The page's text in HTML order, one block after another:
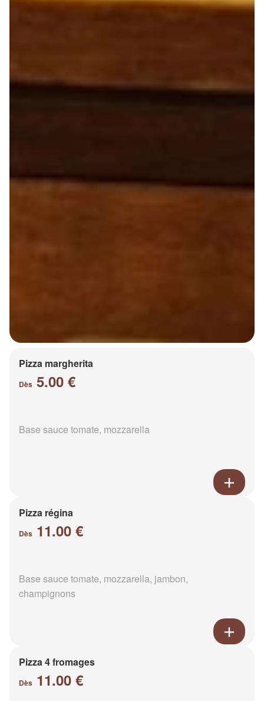
Pizza margherita
Dès 5.00 €
Base sauce tomate, mozzarella
Pizza régina
Dès 11.00 €
Base sauce tomate, mozzarella, jambon,
champignons
Pizza 4 fromages
Dès 11.00 €